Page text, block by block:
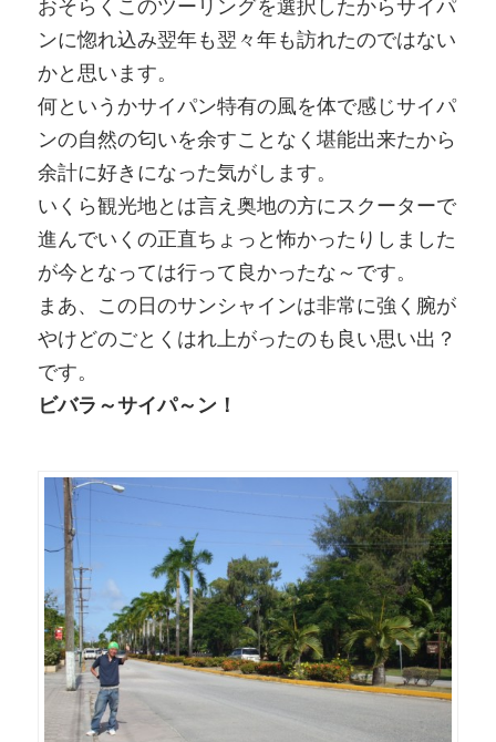
おそらくこのツーリングを選択したからサイパ
ンに惚れ込み翌年も翌々年も訪れたのではない
かと思います。
何というかサイパン特有の風を体で感じサイパ
ンの自然の匂いを余すことなく堪能出来たから
余計に好きになった気がします。
いくら観光地とは言え奥地の方にスクーターで
進んでいくの正直ちょっと怖かったりしました
が今となっては行って良かったな～です。
まあ、この日のサンシャインは非常に強く腕が
やけどのごとくはれ上がったのも良い思い出？
です。
ビバラ～サイパ～ン！